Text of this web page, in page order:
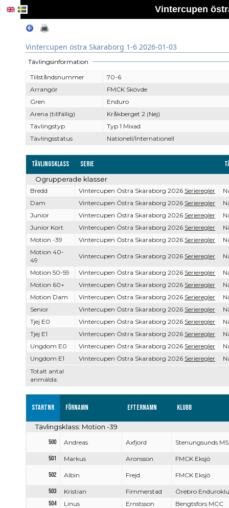
Vintercupen
Vintercupen östra Skaraborg 1-6 2026-01-03
Tävlingsinformation
Tillståndsnummer
70-6
Arrangör
FMCK Skövde
Gren
Enduro
Arena (tillfällig)
Kråkberget 2 (Nej)
Tävlingstyp
Typ 1 Mixad
Tävlingsstatus
Nationell/Internationell
Tävlingsklass Serie
Totalt antal
anmälda:
Ogrupperade klasser
Bredd Vintercupen Östra Skaraborg 2026 Serieregler
Dam
Vintercupen Östra Skaraborg 2026 Serieregler
Junior
Vintercupen Östra Skaraborg 2026 Serieregler
Junior Kort
Vintercupen Östra Skaraborg 2026 Serieregler
Motion -39
Vintercupen Östra Skaraborg 2026 Serieregler
Motion 40-
49
Vintercupen Östra Skaraborg 2026 Serieregler
Motion 50-59 Vintercupen Östra Skaraborg 2026 Serieregler
Motion 60+
Vintercupen Östra Skaraborg 2026 Serieregler
Motion Dam
Vintercupen Östra Skaraborg 2026 Serieregler
Senior
Vintercupen Östra Skaraborg 2026 Serieregler
Tjej E0
Vintercupen Östra Skaraborg 2026 Serieregler
Tjej E1
Vintercupen Östra Skaraborg 2026 Serieregler
Ungdom E0
Vintercupen Östra Skaraborg 2026 Serieregler
Ungdom E1
Vintercupen Östra Skaraborg 2026 Serieregler
Startnr Förnamn Efternamn Klubb
Tävlingsklass: Motion -39
500 Andreas Axfjord Stenungsunds MS
501 Markus Aronsson FMCK Eksjö
502 Albin Frejd FMCK Eksjö
503 Kristian Fimmerstad
Örebro
504
Linus Ernstsson
Bengtsfors MCC